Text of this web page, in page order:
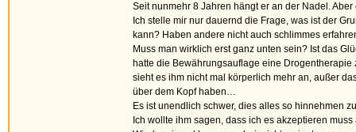
Seit nunmehr 8 Jahren hängt er an der Nadel.
Ich stelle mir nur dauernd die Frage, was ist der
kann? Haben andere nicht auch schlimmes
Muss man wirklich erst ganz unten sein? Ist das
hatte die Bewährungsauflage eine
sieht es ihm nicht mal körperlich mehr an, außer
über dem Kopf haben…
Es ist unendlich schwer, dies alles so hinnehmen
Ich wollte ihm sagen, dass ich es akzeptieren